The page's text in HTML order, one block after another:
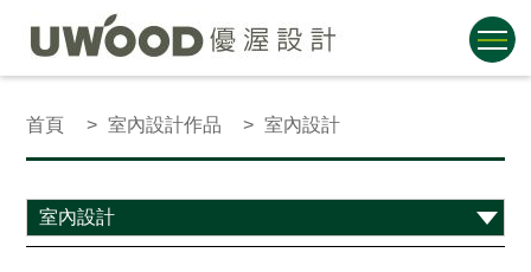
首頁 室內設計作品 室內設計